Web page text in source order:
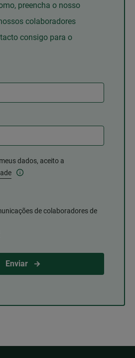
preencha o nosso
colaboradores
consigo para o
dados, aceito a
de colaboradores de
Enviar